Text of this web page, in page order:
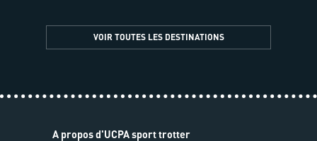
VOIR TOUTES LES DESTINATIONS
A propos d'UCPA sport trotter